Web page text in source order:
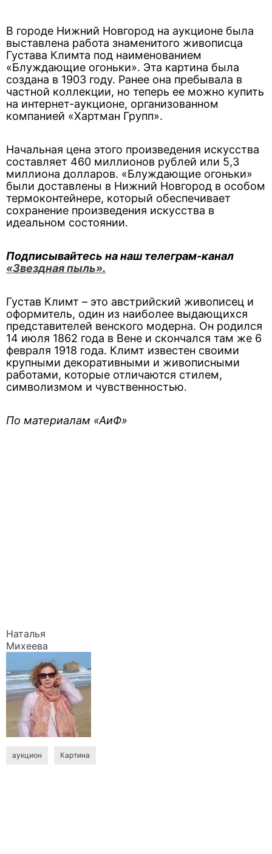
В городе Нижний Новгород на аукционе была
выставлена работа знаменитого живописца
Густава Климта под наименованием
«Блуждающие огоньки». Эта картина была
создана в 1903 году. Ранее она пребывала в
частной коллекции, но теперь ее можно купить
на интернет-аукционе, организованном
компанией «Хартман Групп».
Начальная цена этого произведения искусства
составляет 460 миллионов рублей или 5,3
миллиона долларов. «Блуждающие огоньки»
были доставлены в Нижний Новгород в особом
термоконтейнере, который обеспечивает
сохранение произведения искусства в
идеальном состоянии.
Подписывайтесь на наш телеграм-канал
«Звездная пыль».
Густав Климт – это австрийский живописец и
оформитель, один из наиболее выдающихся
представителей венского модерна. Он родился
14 июля 1862 года в Вене и скончался там же 6
февраля 1918 года. Климт известен своими
крупными декоративными и живописными
работами, которые отличаются стилем,
символизмом и чувственностью.
По материалам «АиФ»
Наталья
Михеева
аукцион Картина